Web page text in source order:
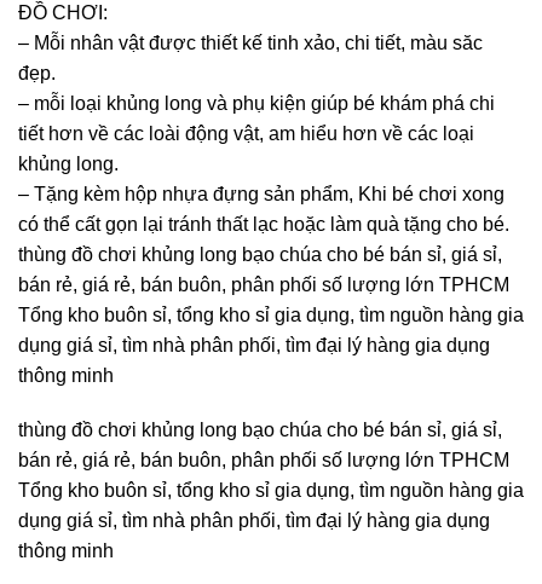
ĐỒ CHƠI:
– Mỗi nhân vật được thiết kế tinh xảo, chi tiết, màu săc
đẹp.
– mỗi loại khủng long và phụ kiện giúp bé khám phá chi
tiết hơn về các loài động vật, am hiểu hơn về các loại
khủng long.
– Tặng kèm hộp nhựa đựng sản phẩm, Khi bé chơi xong
có thể cất gọn lại tránh thất lạc hoặc làm quà tặng cho bé.
thùng đồ chơi khủng long bạo chúa cho bé bán sỉ, giá sỉ,
bán rẻ, giá rẻ, bán buôn, phân phối số lượng lớn TPHCM
Tổng kho buôn sỉ, tổng kho sỉ gia dụng, tìm nguồn hàng gia
dụng giá sỉ, tìm nhà phân phối, tìm đại lý hàng gia dụng
thông minh
thùng đồ chơi khủng long bạo chúa cho bé bán sỉ, giá sỉ,
bán rẻ, giá rẻ, bán buôn, phân phối số lượng lớn TPHCM
Tổng kho buôn sỉ, tổng kho sỉ gia dụng, tìm nguồn hàng gia
dụng giá sỉ, tìm nhà phân phối, tìm đại lý hàng gia dụng
thông minh